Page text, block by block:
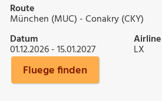
Route
München (MUC) - Conakry (CKY)
Datum
01.12.2026 - 15.01.2027
Airline
LX
Fluege finden